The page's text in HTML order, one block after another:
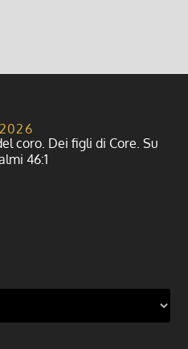
coro. Dei figli di Core. Su
46:1